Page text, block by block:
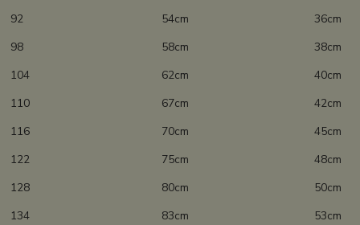
92 54cm 36cm
98 58cm 38cm
104 62cm 40cm
110 67cm 42cm
116 70cm 45cm
122 75cm 48cm
128 80cm 50cm
134 83cm 53cm